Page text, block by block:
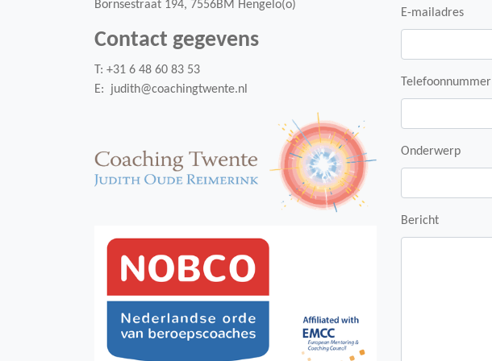
Werkwijze
Tea Talks - Time to Talk
Bornsestraat 194, 7556BM Hengelo(o)
Contact gegevens
T: +31 6 48 60 83 53
E: judith@coachingtwente.nl
E-mailadres
Telefoonnummer
Onderwerp
Bericht